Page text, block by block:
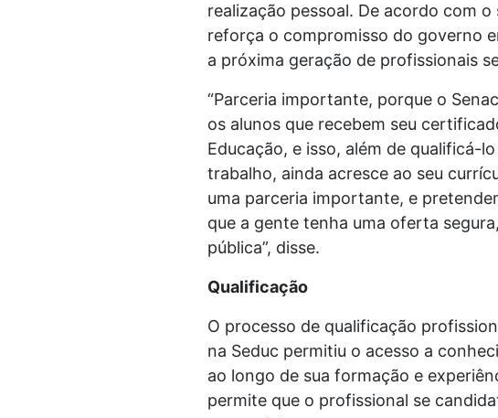
realização pessoal. De acordo com
reforça o compromisso do governo
a próxima geração de profissionais
“Parceria importante, porque o
os alunos que recebem seu
Educação, e isso, além de qualificá-
trabalho, ainda acresce ao seu
uma parceria importante, e
que a gente tenha uma oferta
pública”, disse.
Qualificação
O processo de qualificação
na Seduc permitiu o acesso a
ao longo de sua formação e
permite que o profissional se